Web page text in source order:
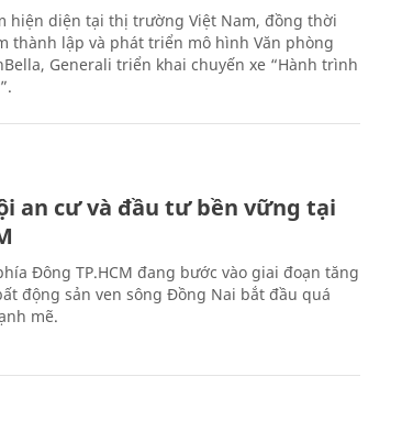
hiện diện tại thị trường Việt Nam, đồng thời
thành lập và phát triển mô hình Văn phòng
Generali triển khai chuyến xe “Hành trình
an cư và đầu tư bền vững tại
Đông TP.HCM đang bước vào giai đoạn tăng
động sản ven sông Đồng Nai bắt đầu quá
mẽ.